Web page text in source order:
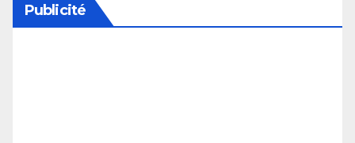
Publicité